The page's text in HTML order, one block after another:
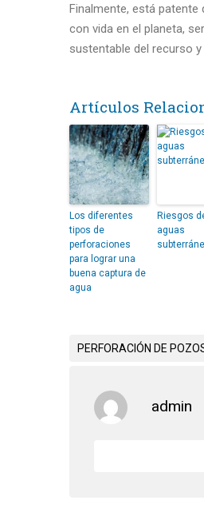
Finalmente, está patente
con vida en el planeta,
sustentable del recurso
Artículos
Los diferentes
tipos de
perforaciones
para lograr una
buena captura de
agua
Riesgos
aguas
PERFORACIÓN DE
admin